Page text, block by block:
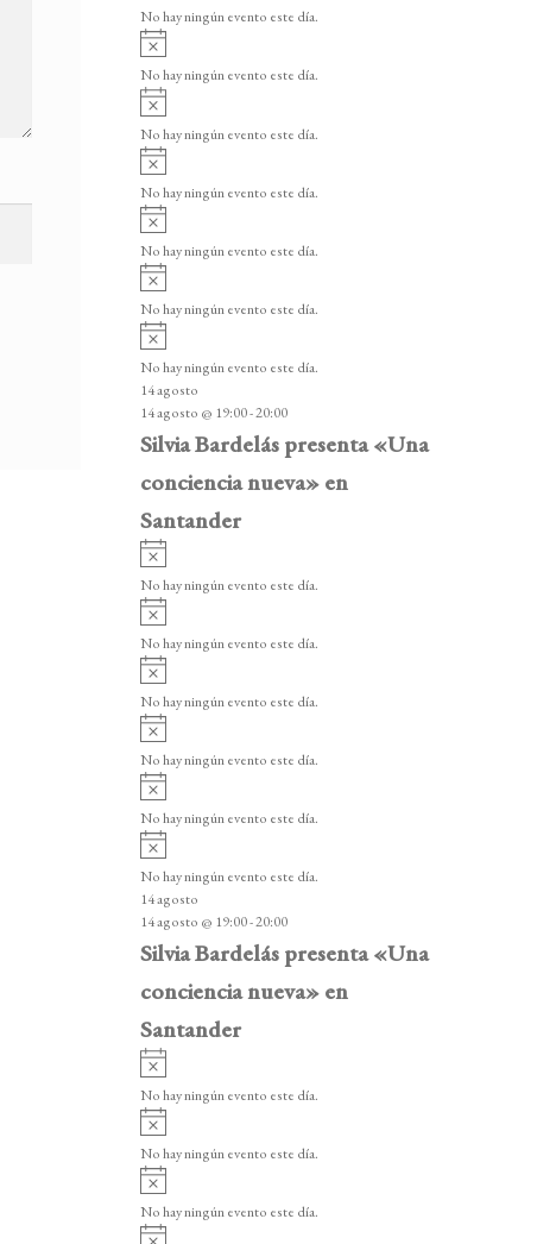
e
n
t
o
s
o
i
o
No hay ningún evento este día.
v
i
o
No hay ningún evento este día.
A
v
i
o
No hay ningún evento este día.
A
v
i
o
No hay ningún evento este día.
v
i
o
No hay ningún evento este día.
v
i
o
No hay ningún evento este día.
v
i
s
o
No hay ningún evento este día.
14 agosto
14 agosto @ 19:00-20:00
Silvia Bardelás presenta «Una
conciencia nueva» en
Santander
v
i
o
No hay ningún evento este día.
v
i
o
No hay ningún evento este día.
v
i
o
No hay ningún evento este día.
v
i
o
No hay ningún evento este día.
v
i
o
No hay ningún evento este día.
v
i
s
o
No hay ningún evento este día.
14 agosto
14 agosto @ 19:00-20:00
Silvia Bardelás presenta «Una
conciencia nueva» en
Santander
A
v
i
o
No hay ningún evento este día.
A
v
i
o
No hay ningún evento este día.
v
i
No hay ningún evento este día.